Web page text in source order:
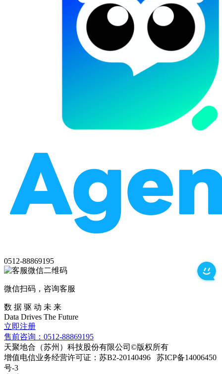
0512-88869195
微信扫码，咨询客服
数 据 驱 动 未 来
Data Drives The Future
立即注册
售前咨询：0512-88869195
天聚地合（苏州）科技股份有限公司©版权所有
增值电信业务经营许可证：苏B2-20140496 苏ICP备14006450
号-3